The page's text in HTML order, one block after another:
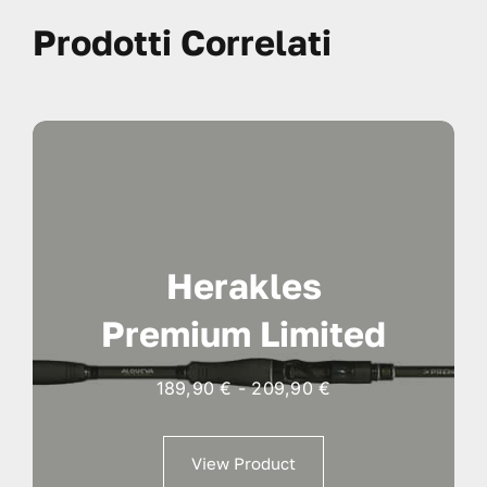
Prodotti Correlati
Herakles
Premium Limited
189,90€ - 209,90€Fascia
View Product